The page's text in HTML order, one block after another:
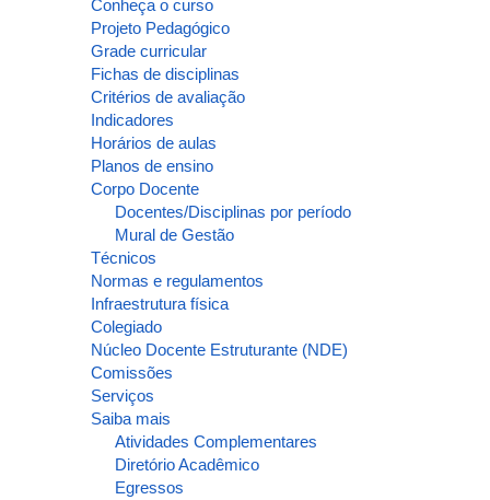
Conheça o curso
Projeto Pedagógico
Grade curricular
Fichas de disciplinas
Critérios de avaliação
Indicadores
Horários de aulas
Planos de ensino
Corpo Docente
Docentes/Disciplinas por período
Mural de Gestão
Técnicos
Normas e regulamentos
Infraestrutura física
Colegiado
Núcleo Docente Estruturante (NDE)
Comissões
Serviços
Saiba mais
Atividades Complementares
Diretório Acadêmico
Egressos